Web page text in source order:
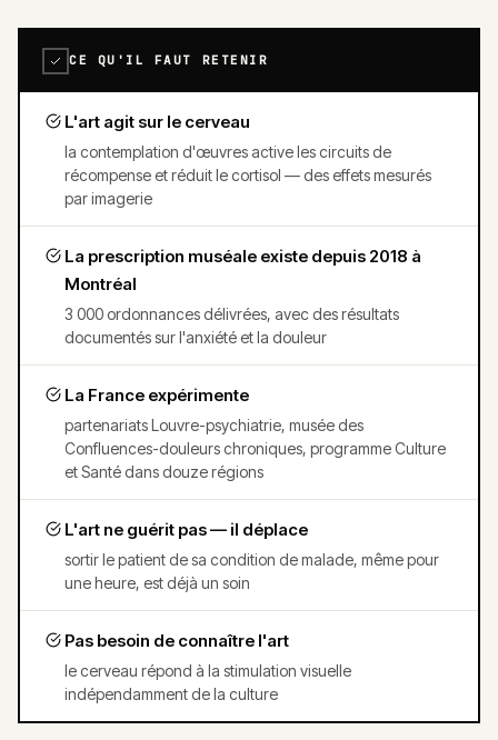
CE QU'IL FAUT RETENIR
L'art agit sur le cerveau
la contemplation d'œuvres active les circuits de
récompense et réduit le cortisol — des effets mesurés
par imagerie
La prescription muséale existe depuis 2018 à
Montréal
3 000 ordonnances délivrées, avec des résultats
documentés sur l'anxiété et la douleur
La France expérimente
partenariats Louvre-psychiatrie, musée des
Confluences-douleurs chroniques, programme Culture
et Santé dans douze régions
L'art ne guérit pas — il déplace
sortir le patient de sa condition de malade, même pour
une heure, est déjà un soin
Pas besoin de connaître l'art
le cerveau répond à la stimulation visuelle
indépendamment de la culture